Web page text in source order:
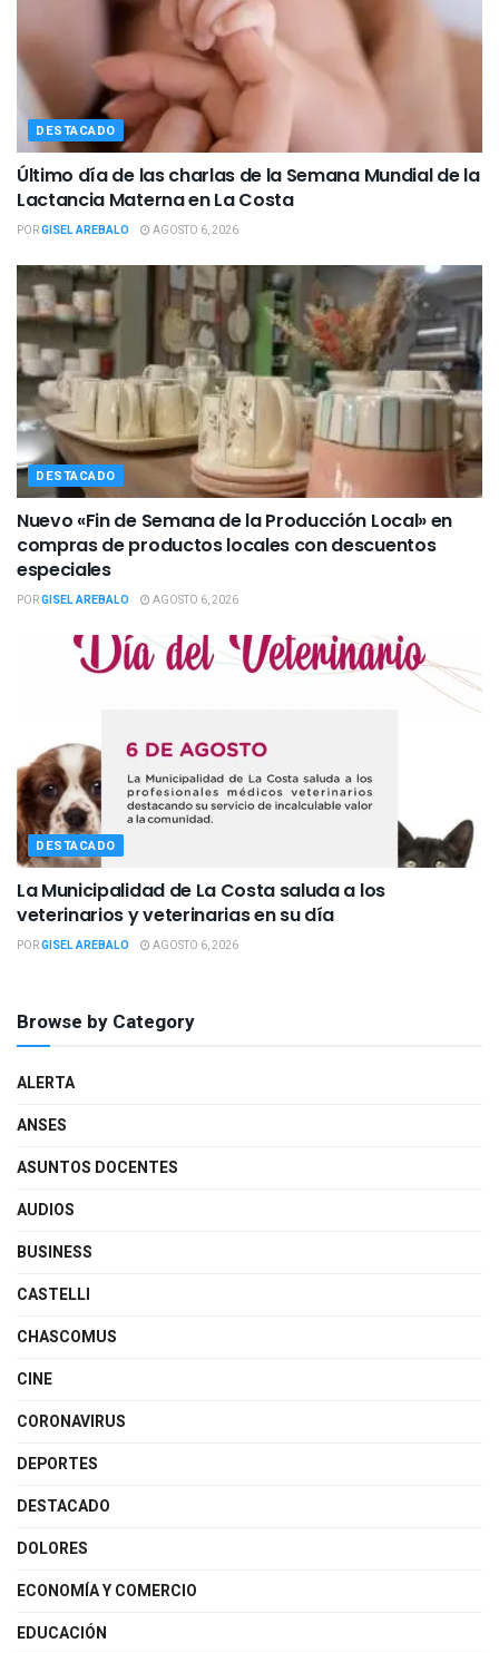
DESTACADO
Último día de las charlas de la Semana Mundial de la
Lactancia Materna en La Costa
PORGISEL AREBALO AGOSTO 6, 2026
DESTACADO
Nuevo «Fin de Semana de la Producción Local» en
compras de productos locales con descuentos
especiales
PORGISEL AREBALO AGOSTO 6, 2026
DESTACADO
La Municipalidad de La Costa saluda a los
veterinarios y veterinarias en su día
PORGISEL AREBALO AGOSTO 6, 2026
Browse by Category
ALERTA
ANSES
ASUNTOS DOCENTES
AUDIOS
BUSINESS
CASTELLI
CHASCOMUS
CINE
CORONAVIRUS
DEPORTES
DESTACADO
DOLORES
ECONOMÍA Y COMERCIO
EDUCACIÓN